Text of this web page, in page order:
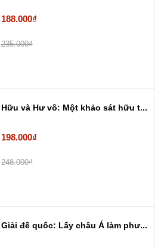
188.000₫
235.000₫
Hữu và Hư vô: Một khảo sát hữu t...
198.000₫
248.000₫
Giải đế quốc: Lấy châu Á làm phư...